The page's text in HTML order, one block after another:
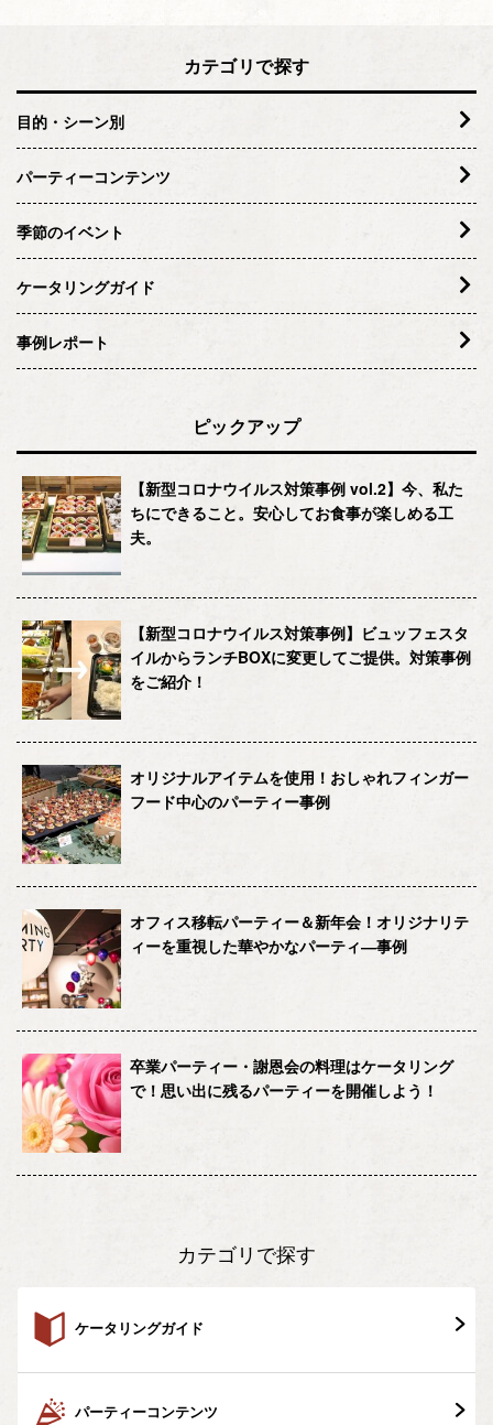
カテゴリで探す
目的・シーン別
パーティーコンテンツ
季節のイベント
ケータリングガイド
事例レポート
ピックアップ
【新型コロナウイルス対策事例 vol.2】今、私た
ちにできること。安心してお食事が楽しめる工
夫。
【新型コロナウイルス対策事例】ビュッフェスタ
イルからランチBOXに変更してご提供。対策事例
をご紹介！
オリジナルアイテムを使用！おしゃれフィンガー
フード中心のパーティー事例
オフィス移転パーティー＆新年会！オリジナリテ
ィーを重視した華やかなパーティ―事例
卒業パーティー・謝恩会の料理はケータリング
で！思い出に残るパーティーを開催しよう！
カテゴリで探す
ケータリングガイド
パーティーコンテンツ